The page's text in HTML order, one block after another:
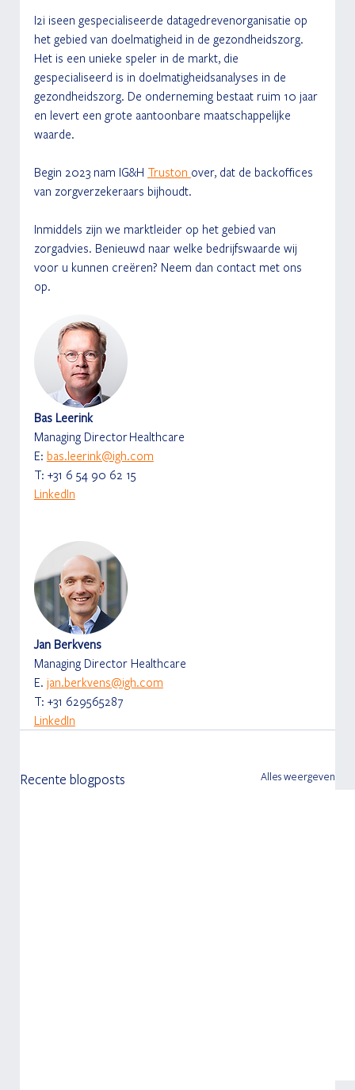
I2i iseen gespecialiseerde datagedrevenorganisatie op
het gebied van doelmatigheid in de gezondheidszorg.
Het is een unieke speler in de markt, die
gespecialiseerd is in doelmatigheidsanalyses in de
gezondheidszorg. De onderneming bestaat ruim 10 jaar
en levert een grote aantoonbare maatschappelijke
waarde.
Begin 2023 nam IG&H Truston over, dat de backoffices
van zorgverzekeraars bijhoudt.
Inmiddels zijn we marktleider op het gebied van
zorgadvies. Benieuwd naar welke bedrijfswaarde wij
voor u kunnen creëren? Neem dan contact met ons
op.
Bas Leerink
Managing Director Healthcare
E: bas.leerink@igh.com
T: +31 6 54 90 62 15
LinkedIn
Jan Berkvens
Managing Director Healthcare
E. jan.berkvens@igh.com
T: +31 629565287
LinkedIn
Recente blogposts Alles weergeven